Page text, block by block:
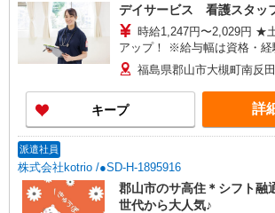
デイサービス 看護スタッ
時給1,247円〜2,029円 ★土・祝日は時給100円
アップ！ ※給与幅は資格・経
福島県郡山市大槻町南反
キープ 詳
派遣社員
株式会社kotrio /●SD-H-1895916
郡山市のサ高住＊シフト融
世代から大人気♪